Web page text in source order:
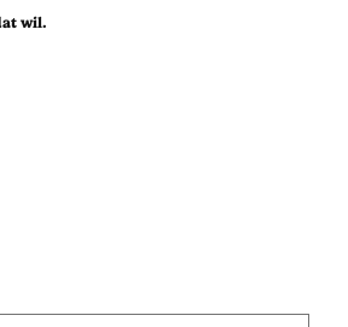
: Libasse Ka
wil.